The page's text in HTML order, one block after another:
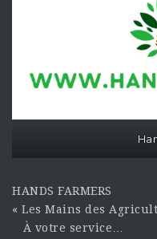
HANDS FARMERS
« Les Mains des
À votre service…